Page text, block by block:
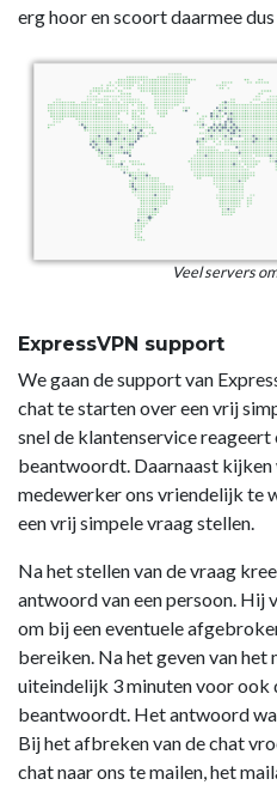
erg hoor en scoort daarmee
Veel servers
ExpressVPN support
We gaan de support van
chat te starten over een vrij
snel de klantenservice
beantwoordt. Daarnaast
medewerker ons vriendelijk te
een vrij simpele vraag stellen.
Na het stellen van de vraag
antwoord van een persoon. Hij
om bij een eventuele
bereiken. Na het geven van het
uiteindelijk 3 minuten voor
beantwoordt. Het antwoord
Bij het afbreken van de chat
chat naar ons te mailen, het